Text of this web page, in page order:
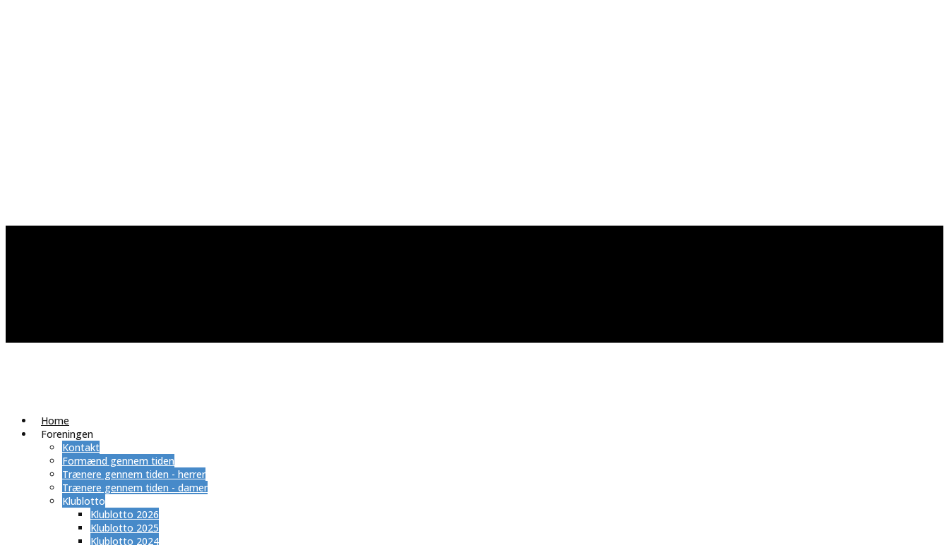
Home
Foreningen
Kontakt
Formænd gennem tiden
Trænere gennem tiden - herrer
Trænere gennem tiden - damer
Klublotto
Klublotto 2026
Klublotto 2025
Klublotto 2024